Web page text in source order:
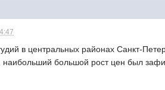
в центральных районах Санкт-
большой рост цен был